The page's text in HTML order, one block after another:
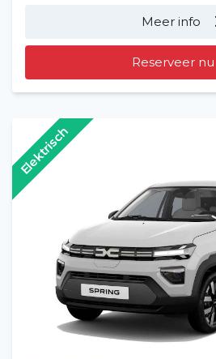
Meer info
Reserveer nu
Elektrisch